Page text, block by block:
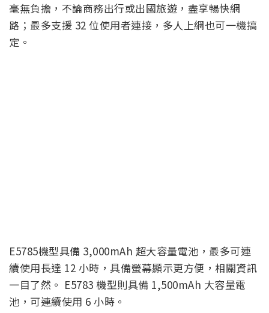
毫無負擔，不論商務出行或出國旅遊，盡享暢快網
路；最多支援 32 位使用者連接，多人上網也可一機搞
定。
E5785機型具備 3,000mAh 超大容量電池，最多可連
續使用長達 12 小時，具備螢幕顯示更方便，相關資訊
一目了然。 E5783 機型則具備 1,500mAh 大容量電
池，可連續使用 6 小時。